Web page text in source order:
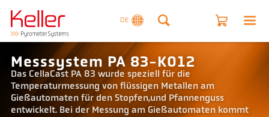
DE
Messsystem PA 83-K012
Das CellaCast PA 83 wurde speziell für die
Temperaturmessung von flüssigen Metallen am
Gießautomaten für den Stopfen,und Pfannenguss
entwickelt. Bei der Messung am Gießautomaten kommt